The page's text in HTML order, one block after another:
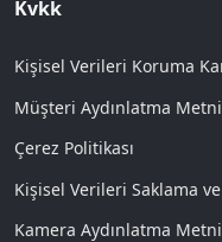
Kvkk
Kişisel Verileri Koruma
Müşteri Aydınlatma Metni
Çerez Politikası
Kişisel Verileri Saklama
Kamera Aydınlatma Metni